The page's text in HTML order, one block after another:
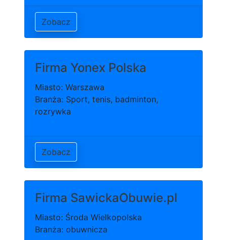
Zobacz
Firma Yonex Polska
Miasto: Warszawa
Branża: Sport, tenis, badminton,
rozrywka
Zobacz
Firma SawickaObuwie.pl
Miasto: Środa Wielkopolska
Branża: obuwnicza